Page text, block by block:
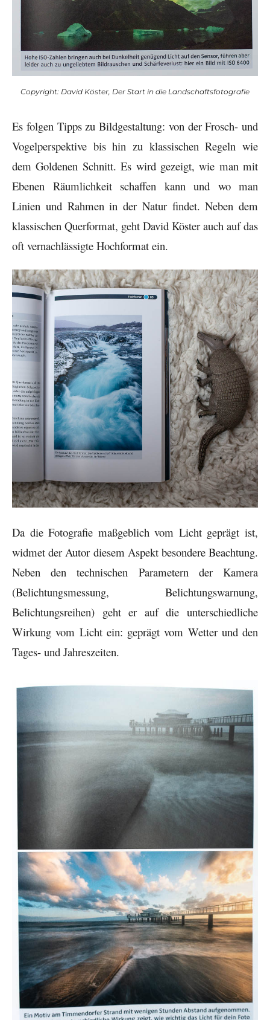
Copyright: David Köster, Der Start in die Landschaftsfotografie
Es folgen Tipps zu Bildgestaltung: von der Frosch- und
Vogelperspektive bis hin zu klassischen Regeln wie
dem Goldenen Schnitt. Es wird gezeigt, wie man mit
Ebenen Räumlichkeit schaffen kann und wo man
Linien und Rahmen in der Natur findet. Neben dem
klassischen Querformat, geht David Köster auch auf das
oft vernachlässigte Hochformat ein.
Da die Fotografie maßgeblich vom Licht geprägt ist,
widmet der Autor diesem Aspekt besondere Beachtung.
Neben den technischen Parametern der Kamera
(Belichtungsmessung, Belichtungswarnung,
Belichtungsreihen) geht er auf die unterschiedliche
Wirkung vom Licht ein: geprägt vom Wetter und den
Tages- und Jahreszeiten.